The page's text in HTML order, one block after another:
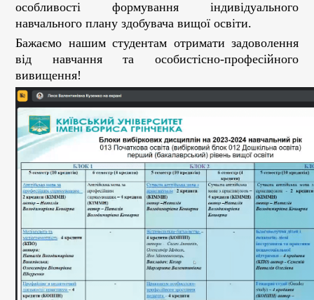
особливості формування індивідуального
навчального плану здобувача вищої освіти.
Бажаємо нашим студентам отримати задоволення
від навчання та особистісно-професійного
вивищення!